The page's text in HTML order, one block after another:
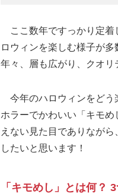
ここ数年ですっかり定着
ロウィンを楽しむ様子が
年々、層も広がり、クオリ
今年のハロウィンをどう
ホラーでかわいい「キモ
えない見た目でありなが
したいと思います！
「キモめし」とは何？